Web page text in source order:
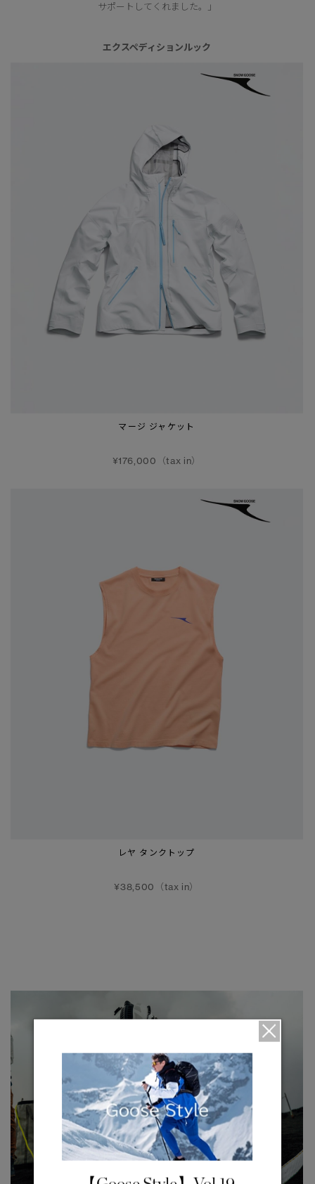
サポートしてくれました。」
エクスペディションルック
マージ ジャケット
¥176,000（tax in）
レヤ タンクトップ
¥38,500（tax in）